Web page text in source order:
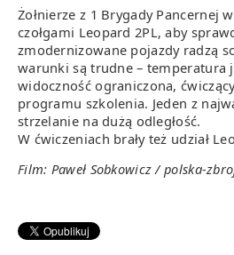
Żołnierze z 1 Brygady Pancernej
czołgami Leopard 2PL, aby
zmodernizowane pojazdy radzą
warunki są trudne – temperatura
widoczność ograniczona,
programu szkolenia. Jeden z
strzelanie na dużą odległość.
W ćwiczeniach brały też udział
Film: Paweł Sobkowicz / polska-